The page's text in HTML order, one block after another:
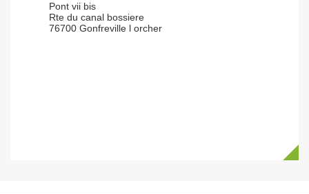
Pont vii bis
Rte du canal bossiere
76700 Gonfreville l orcher